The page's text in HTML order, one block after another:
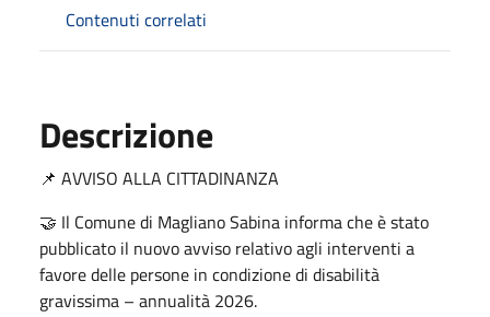
Contenuti correlati
Descrizione
📌 AVVISO ALLA CITTADINANZA
🤝 Il Comune di Magliano Sabina informa che è stato
pubblicato il nuovo avviso relativo agli interventi a
favore delle persone in condizione di disabilità
gravissima – annualità 2026.